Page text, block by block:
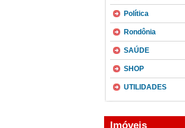
Política
Rondônia
SAÚDE
SHOP
UTILIDADES